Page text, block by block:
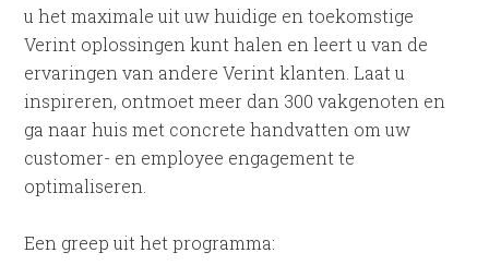
u het maximale uit uw huidige en toekomstige
Verint oplossingen kunt halen en leert u van de
ervaringen van andere Verint klanten. Laat u
inspireren, ontmoet meer dan 300 vakgenoten en
ga naar huis met concrete handvatten om uw
customer- en employee engagement te
optimaliseren.
Een greep uit het programma: